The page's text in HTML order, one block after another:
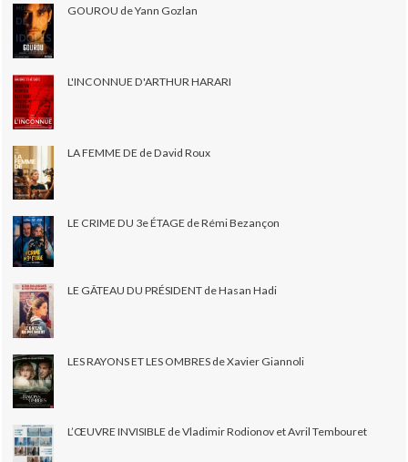
GOUROU de Yann Gozlan
L'INCONNUE D'ARTHUR HARARI
LA FEMME DE de David Roux
LE CRIME DU 3e ÉTAGE de Rémi Bezançon
LE GÂTEAU DU PRÉSIDENT de Hasan Hadi
LES RAYONS ET LES OMBRES de Xavier Giannoli
L’ŒUVRE INVISIBLE de Vladimir Rodionov et Avril Tembouret